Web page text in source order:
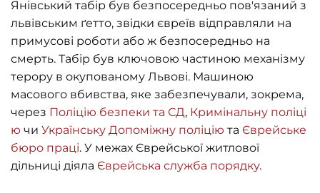
Янівський табір був безпосередньо пов'язаний з
львівським ґетто, звідки євреїв відправляли на
примусові роботи або ж безпосередньо на
смерть. Табір був ключовою частиною механізму
терору в окупованому Львові. Машиною
масового вбивства, яке забезпечували, зокрема,
через Поліцію безпеки та СД, Кримінальну поліці
ю чи Українську Допоміжну поліцію та Єврейське
бюро праці. У межах Єврейської житлової
дільниці діяла Єврейська служба порядку.